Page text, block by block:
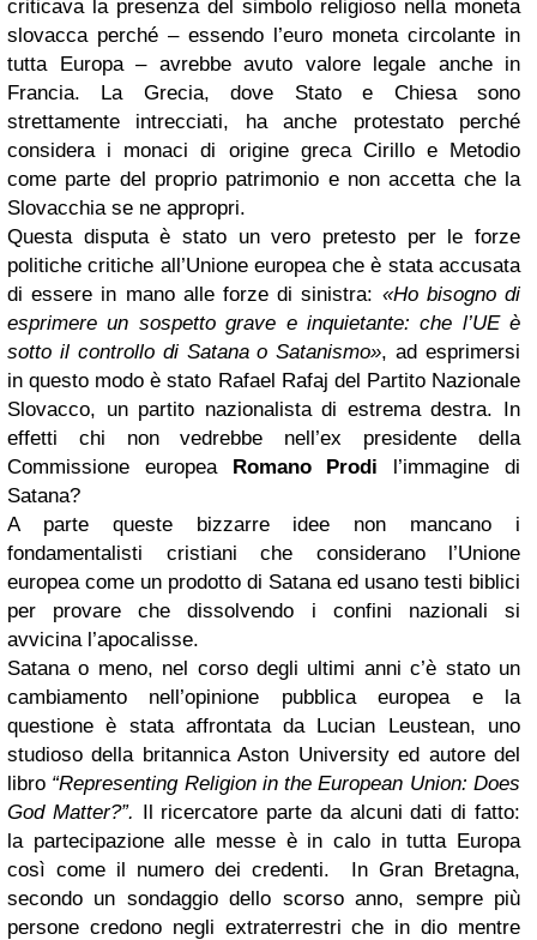
criticava la presenza del simbolo religioso nella moneta
slovacca perché – essendo l’euro moneta circolante in
tutta Europa – avrebbe avuto valore legale anche in
Francia. La Grecia, dove Stato e Chiesa sono
strettamente intrecciati, ha anche protestato perché
considera i monaci di origine greca Cirillo e Metodio
come parte del proprio patrimonio e non accetta che la
Slovacchia se ne appropri.
Questa disputa è stato un vero pretesto per le forze
politiche critiche all’Unione europea che è stata accusata
di essere in mano alle forze di sinistra: «Ho bisogno di
esprimere un sospetto grave e inquietante: che l’UE è
sotto il controllo di Satana o Satanismo», ad esprimersi
in questo modo è stato Rafael Rafaj del Partito Nazionale
Slovacco, un partito nazionalista di estrema destra. In
effetti chi non vedrebbe nell’ex presidente della
Commissione europea Romano Prodi l’immagine di
Satana?
A parte queste bizzarre idee non mancano i
fondamentalisti cristiani che considerano l’Unione
europea come un prodotto di Satana ed usano testi biblici
per provare che dissolvendo i confini nazionali si
avvicina l’apocalisse.
Satana o meno, nel corso degli ultimi anni c’è stato un
cambiamento nell’opinione pubblica europea e la
questione è stata affrontata da Lucian Leustean, uno
studioso della britannica Aston University ed autore del
libro “Representing Religion in the European Union: Does
God Matter?”. Il ricercatore parte da alcuni dati di fatto:
la partecipazione alle messe è in calo in tutta Europa
così come il numero dei credenti. In Gran Bretagna,
secondo un sondaggio dello scorso anno, sempre più
persone credono negli extraterrestri che in dio mentre